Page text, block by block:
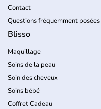
Contact
Questions fréquemment posées
Blisso
Maquillage
Soins de la peau
Soin des cheveux
Soins bébé
Coffret Cadeau